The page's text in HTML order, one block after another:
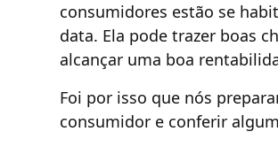
consumidores estão se
data. Ela pode trazer boas
alcançar uma boa
Foi por isso que nós
consumidor e conferir